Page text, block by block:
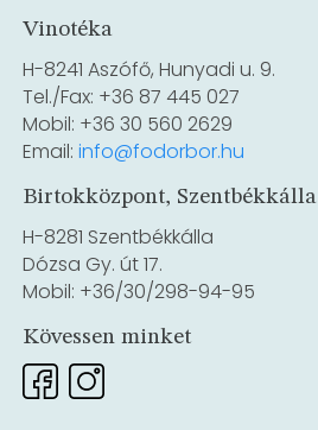
Vinotéka
H-8241 Aszófő, Hunyadi u. 9.
Tel./Fax: +36 87 445 027
Mobil: +36 30 560 2629
Email:info@fodorbor.hu
Birtokközpont, Szentbékkálla
H-8281 Szentbékkálla
Dózsa Gy. út 17.
Mobil: +36/30/298-94-95
Kövessen minket